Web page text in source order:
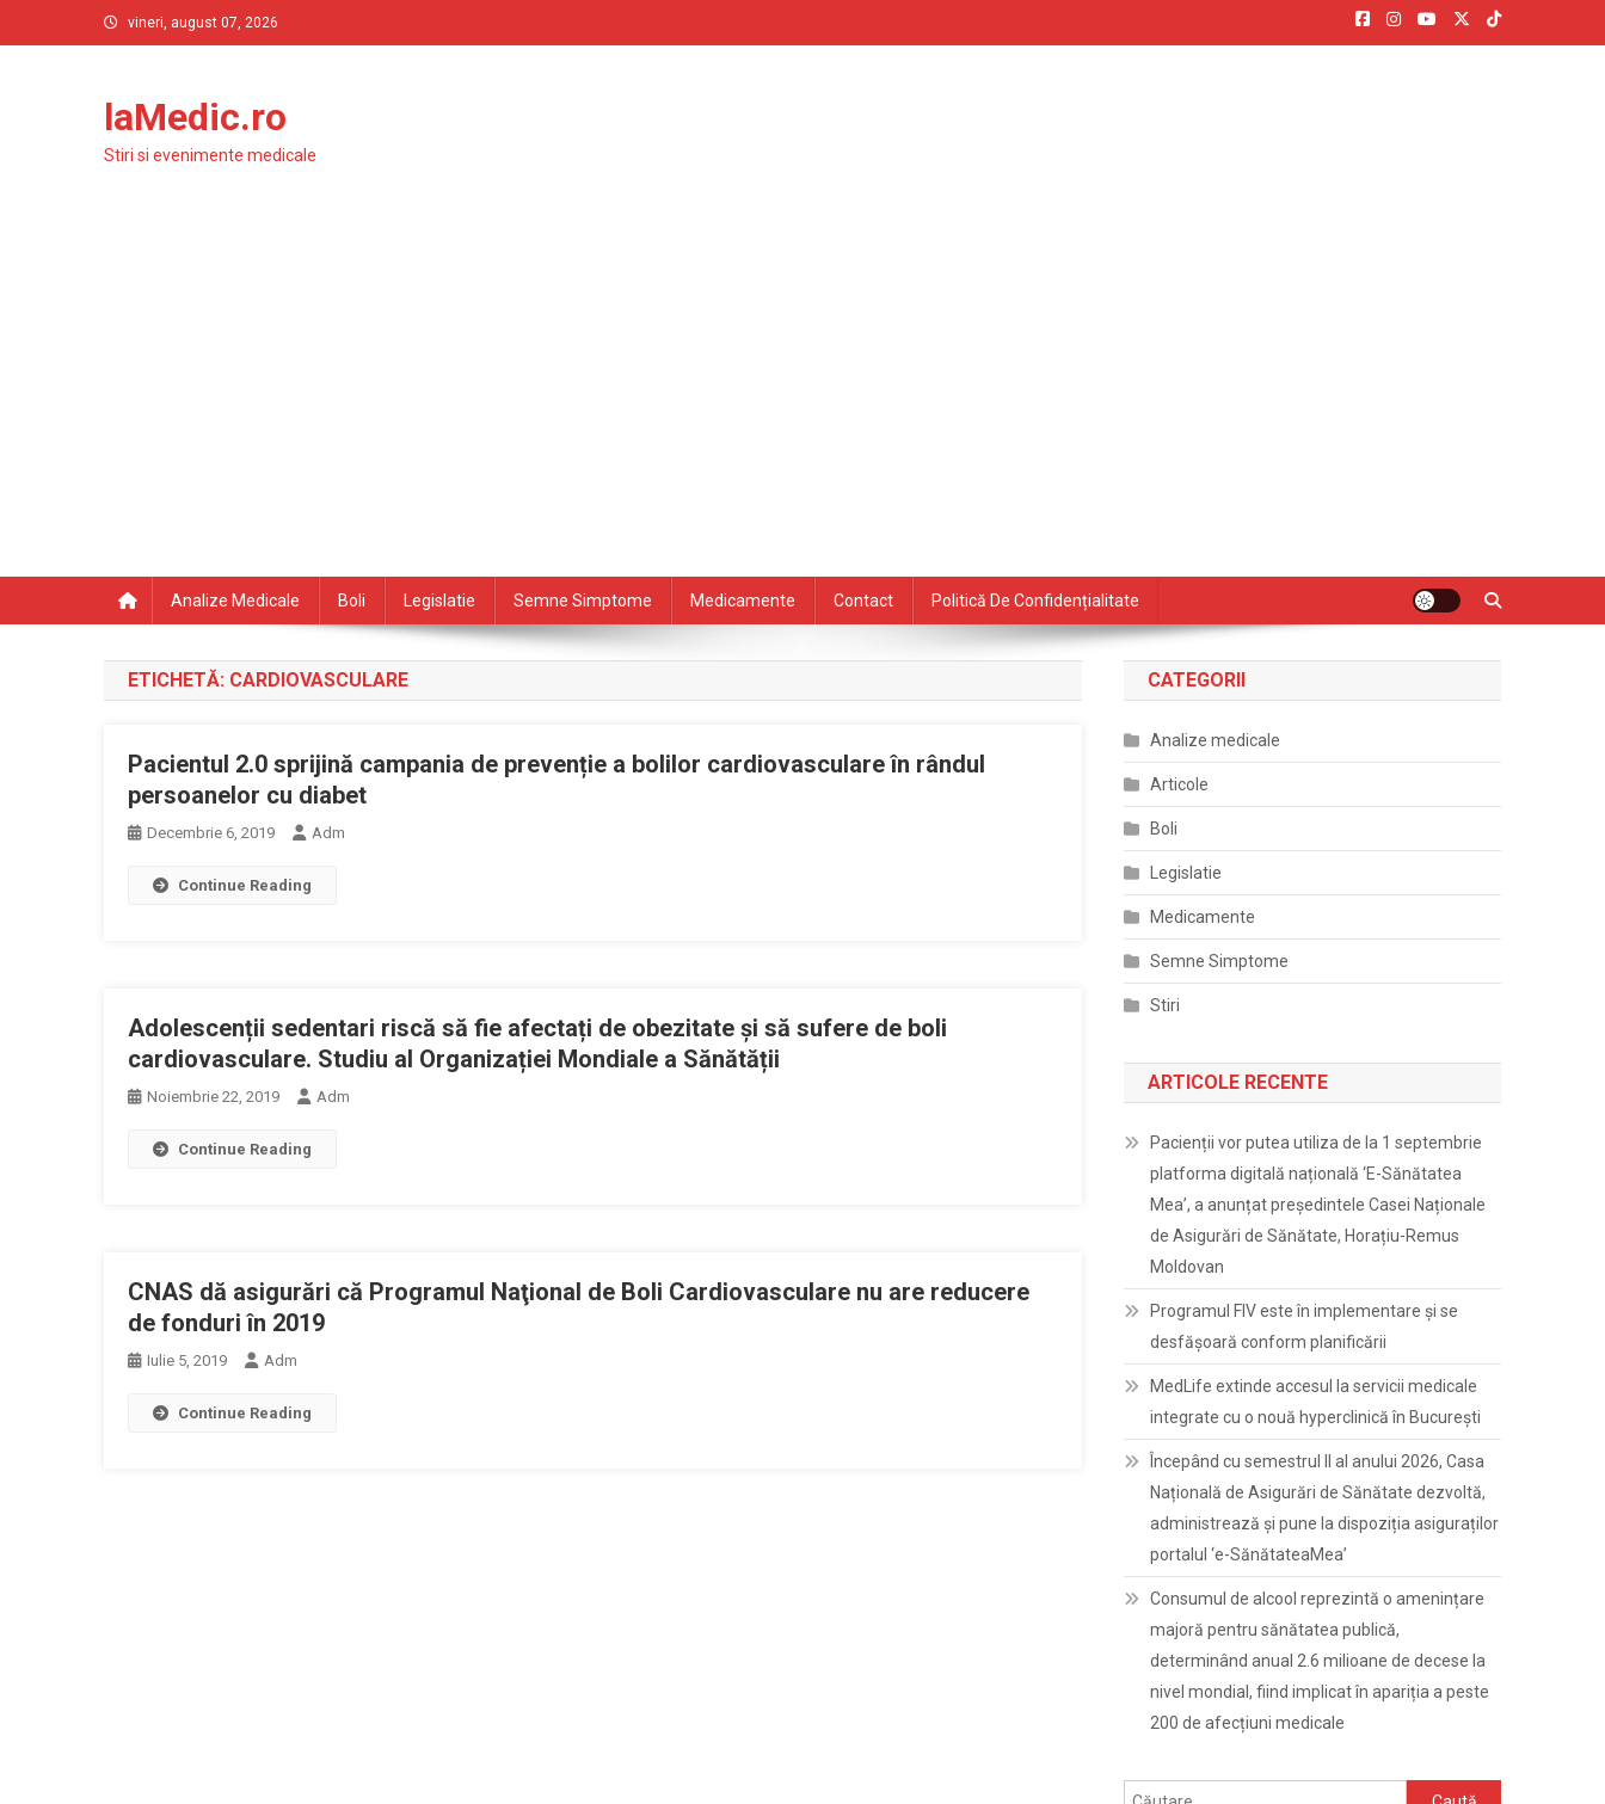
to
vineri, august 07, 2026
laMedic.ro
Stiri si evenimente medicale
Analize Medicale Boli Legislatie Semne Simptome Medicamente Contact Politică De Confidențialitate
ETICHETĂ: CARDIOVASCULARE
Pacientul 2.0 sprijină campania de prevenție a bolilor cardiovasculare în rândul
persoanelor cu diabet
Decembrie 6, 2019 Adm
Continue Reading
Adolescenții sedentari riscă să fie afectați de obezitate și să sufere de boli
cardiovasculare. Studiu al Organizației Mondiale a Sănătății
Noiembrie 22, 2019 Adm
Continue Reading
CNAS dă asigurări că Programul Naţional de Boli Cardiovasculare nu are reducere
de fonduri în 2019
Iulie 5, 2019 Adm
Continue Reading
CATEGORII
Analize medicale
Articole
Boli
Legislatie
Medicamente
Semne Simptome
Stiri
ARTICOLE RECENTE
Pacienții vor putea utiliza de la 1 septembrie
platforma digitală națională ‘E-Sănătatea
Mea’, a anunțat președintele Casei Naționale
de Asigurări de Sănătate, Horațiu-Remus
Moldovan
Programul FIV este în implementare și se
desfășoară conform planificării
MedLife extinde accesul la servicii medicale
integrate cu o nouă hyperclinică în București
Începând cu semestrul II al anului 2026, Casa
Națională de Asigurări de Sănătate dezvoltă,
administrează și pune la dispoziția asiguraților
portalul ‘e-SănătateaMea’
Consumul de alcool reprezintă o amenințare
majoră pentru sănătatea publică,
determinând anual 2.6 milioane de decese la
nivel mondial, fiind implicat în apariția a peste
200 de afecțiuni medicale
Caută